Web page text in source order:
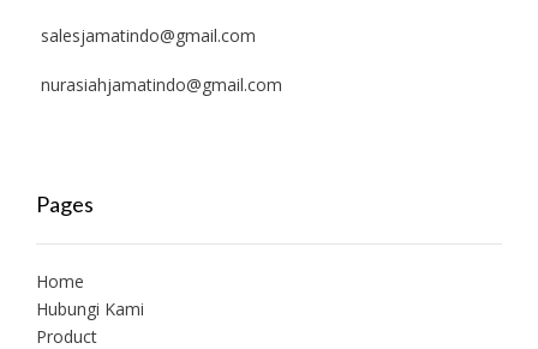
salesjamatindo@gmail.com
nurasiahjamatindo@gmail.com
Pages
Home
Hubungi Kami
Product